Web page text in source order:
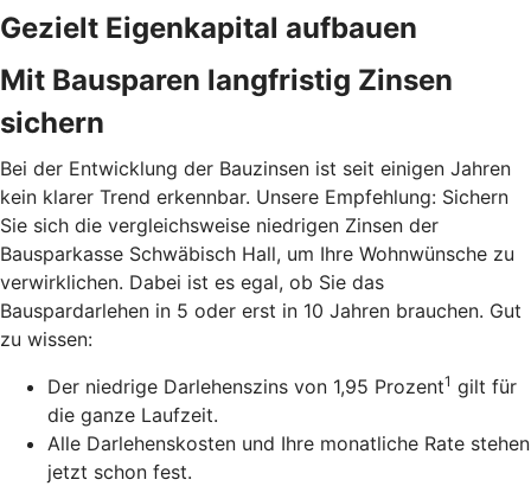
Gezielt Eigenkapital aufbauen
Mit Bausparen langfristig Zinsen
sichern
Bei der Entwicklung der Bauzinsen ist seit einigen Jahren
kein klarer Trend erkennbar. Unsere Empfehlung: Sichern
Sie sich die vergleichsweise niedrigen Zinsen der
Bausparkasse Schwäbisch Hall, um Ihre Wohnwünsche zu
verwirklichen. Dabei ist es egal, ob Sie das
Bauspardarlehen in 5 oder erst in 10 Jahren brauchen. Gut
zu wissen:
Der niedrige Darlehenszins von 1,95 Prozent1 gilt für
die ganze Laufzeit.
Alle Darlehenskosten und Ihre monatliche Rate stehen
jetzt schon fest.